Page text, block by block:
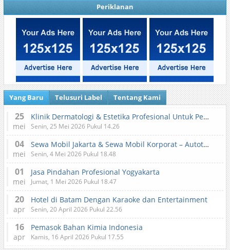
Periklanan
Yang Baru Telusuri Label Tentang Kami
25
mei
Klinik Dermatologi & Estetika Profesional Untuk Perawatan Kulit dan Kecantikan
Senin, 25 Mei 2026 Pukul 14.26
04
mei
Sewa Mobil Jakarta & Sewa Mobil Korporat – Autotranz Indonesia
Senin, 4 Mei 2026 Pukul 18.48
01
mei
Jasa Pindahan Profesional Yogyakarta
Jumat, 1 Mei 2026 Pukul 18.47
20
apr
Hotel di Batam Dengan Karaoke dan Entertainment
Senin, 20 April 2026 Pukul 22.56
16
apr
Pemasok Bahan Kimia Indonesia
Kamis, 16 April 2026 Pukul 17.55